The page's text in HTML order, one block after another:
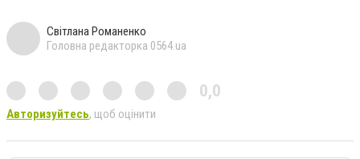
Світлана Романенко
Головна редакторка 0564.ua
0,0
Авторизуйтесь, щоб оцінити